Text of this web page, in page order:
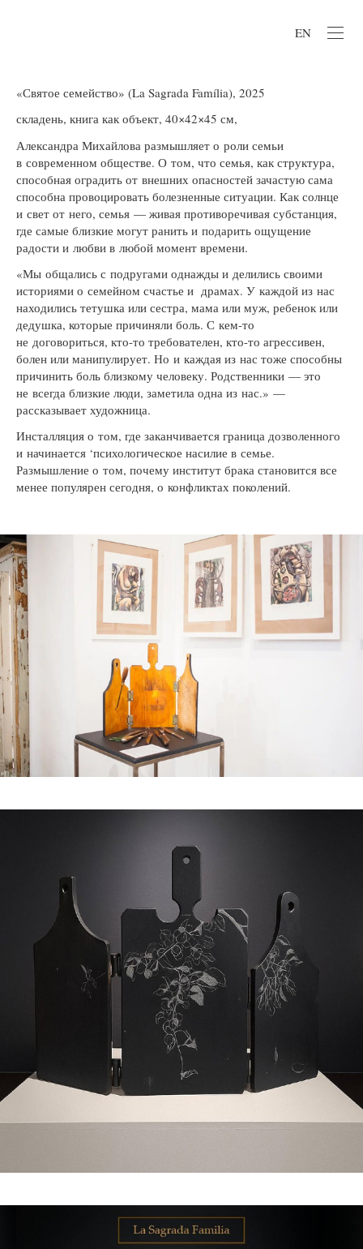
EN
«Святое семейство» (La Sagrada Família), 2025
складень, книга как объект, 40×42×45 см,
Александра Михайлова размышляет о роли семьи
в современном обществе. О том, что семья, как структура,
способная оградить от внешних опасностей зачастую сама
способна провоцировать болезненные ситуации. Как солнце
и свет от него, семья — живая противоречивая субстанция,
где самые близкие могут ранить и подарить ощущение
радости и любви в любой момент времени.
«Мы общались с подругами однажды и делились своими
историями о семейном счастье и драмах. У каждой из нас
находились тетушка или сестра, мама или муж, ребенок или
дедушка, которые причиняли боль. С кем-то
не договориться, кто-то требователен, кто-то агрессивен,
болен или манипулирует. Но и каждая из нас тоже способны
причинить боль близкому человеку. Родственники — это
не всегда близкие люди, заметила одна из нас.» —
рассказывает художница.
Инсталляция о том, где заканчивается граница дозволенного
и начинается ‘психологическое насилие в семье.
Размышление о том, почему институт брака становится все
менее популярен сегодня, о конфликтах поколений.